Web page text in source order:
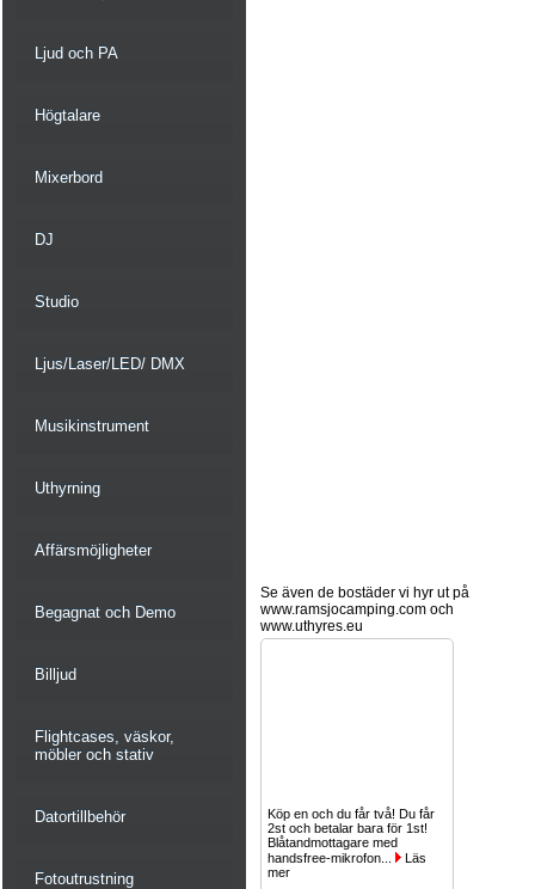
Ljud och PA
Högtalare
Mixerbord
DJ
Studio
Ljus/Laser/LED/ DMX
Musikinstrument
Uthyrning
Affärsmöjligheter
Begagnat och Demo
Billjud
Flightcases, väskor,
möbler och stativ
Datortillbehör
Fotoutrustning
Se även de bostäder vi hyr ut på
www.ramsjocamping.com och
www.uthyres.eu
Köp en och du får två! Du får
2st och betalar bara för 1st!
Blåtandmottagare med
handsfree-mikrofon...
Läs
mer